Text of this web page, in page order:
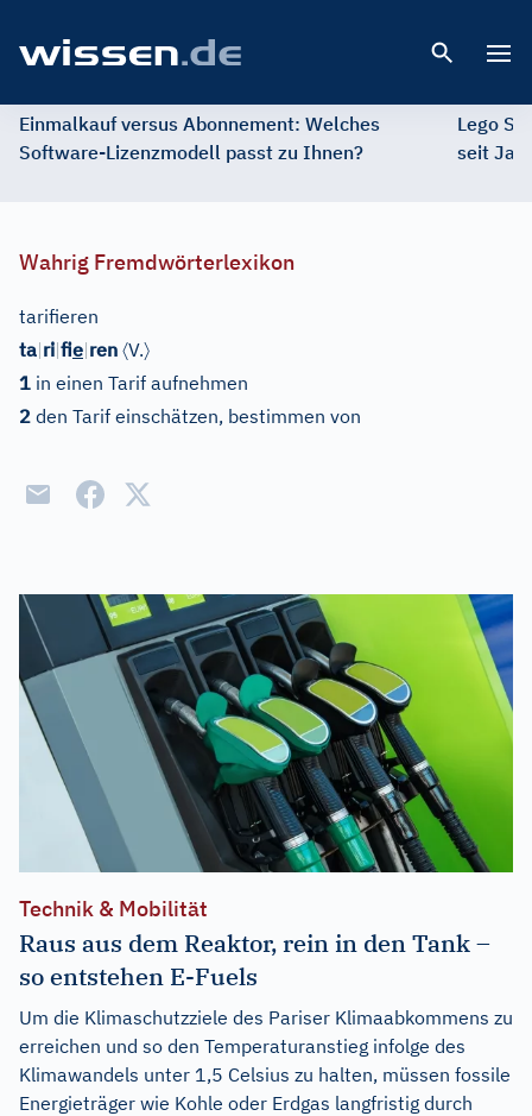
Einmalkauf versus Abonnement: Welches
Software-Lizenzmodell passt zu Ihnen?
Lego
seit
Wahrig Fremdwörterlexikon
tarifieren
ta|ri|fie|ren 〈V.〉
1 in einen Tarif aufnehmen
2 den Tarif einschätzen, bestimmen von
Technik & Mobilität
Raus aus dem Reaktor, rein in den Tank –
so entstehen E-Fuels
Um die Klimaschutzziele des Pariser Klimaabkommens zu
erreichen und so den Temperaturanstieg infolge des
Klimawandels unter 1,5 Celsius zu halten, müssen fossile
Energieträger wie Kohle oder Erdgas langfristig durch